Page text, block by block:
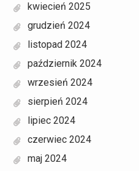
kwiecień 2025
grudzień 2024
listopad 2024
październik 2024
wrzesień 2024
sierpień 2024
lipiec 2024
czerwiec 2024
maj 2024